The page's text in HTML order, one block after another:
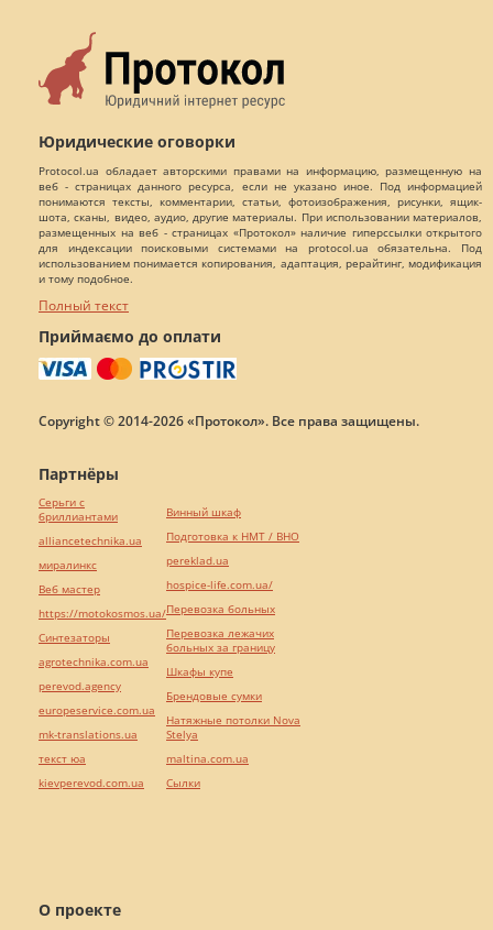
Юридические оговорки
Protocol.ua обладает авторскими правами на информацию, размещенную на
веб - страницах данного ресурса, если не указано иное. Под информацией
понимаются тексты, комментарии, статьи, фотоизображения, рисунки, ящик-
шота, сканы, видео, аудио, другие материалы. При использовании материалов,
размещенных на веб - страницах «Протокол» наличие гиперссылки открытого
для индексации поисковыми системами на protocol.ua обязательна. Под
использованием понимается копирования, адаптация, рерайтинг, модификация
и тому подобное.
Полный текст
Приймаємо до оплати
Copyright © 2014-2026 «Протокол». Все права защищены.
О проекте
Партнёры
Серьги с
бриллиантами
alliancetechnika.ua
миралинкс
Веб мастер
https://motokosmos.ua/
Синтезаторы
agrotechnika.com.ua
perevod.agency
europeservice.com.ua
mk-translations.ua
текст юа
kievperevod.com.ua
Винный шкаф
Подготовка к НМТ / ВНО
pereklad.ua
hospice-life.com.ua/
Перевозка больных
Перевозка лежачих
больных за границу
Шкафы купе
Брендовые сумки
Натяжные потолки Nova
Stelya
maltina.com.ua
Cылки